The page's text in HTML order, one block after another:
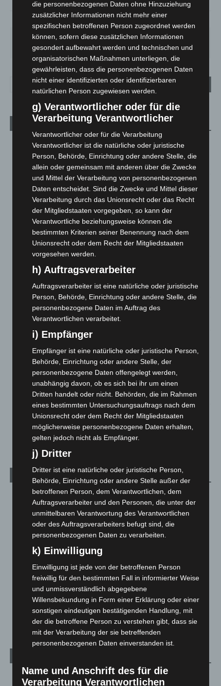
78% 3m/s 26%
FR.
21°
SA.
26°
SO.
32°
MO.
30° 24°
Aktuelle Beiträge
Hannover: Erste Tigermücken-Population in Niedersachsen
entdeckt
7. August 2026
Brand im „Haus der Begegnung“ in Neuwarmbüchen schnell
eingedämmt
Region Hannover: 21 neue Notfallsanitäter starten beim
Roten Kreuz
5. August 2026
Mann läuft mit Hockeyschläger über A7 – Polizei sucht
Zeugen
5. August 2026
Celle: Mensch stirbt bei Bagger-Unfall auf Baustelle
5. August 2026
Gasleitung bei McDonald’s-Umbau in Langenhagen
beschädigt
5. August 2026
Anklage nach Abschaltung von „Archetyp Market“ erhoben
3. August 2026
Hannover: Polizei stoppt 166 Trunkenheitsfahrten bei
Großkontrolle
2. August 2026
Blaulicht
Corona-News
Hannover und Region
Langenhagen und Ortsteile
Leserbriefe
Menschen
Über uns
Veranstaltungen
1.887
1.269
August 2026(11)
die personenbezogenen Daten ohne Hinzuziehung
zusätzlicher Informationen nicht mehr einer
spezifischen betroffenen Person zugeordnet werden
können, sofern diese zusätzlichen Informationen
gesondert aufbewahrt werden und technischen und
organisatorischen Maßnahmen unterliegen, die
gewährleisten, dass die personenbezogenen Daten
nicht einer identifizierten oder identifizierbaren
natürlichen Person zugewiesen werden.
g) Verantwortlicher oder für die
Verarbeitung Verantwortlicher
Verantwortlicher oder für die Verarbeitung
Verantwortlicher ist die natürliche oder juristische
Person, Behörde, Einrichtung oder andere Stelle, die
allein oder gemeinsam mit anderen über die Zwecke
und Mittel der Verarbeitung von personenbezogenen
Daten entscheidet. Sind die Zwecke und Mittel dieser
Verarbeitung durch das Unionsrecht oder das Recht
der Mitgliedstaaten vorgegeben, so kann der
Verantwortliche beziehungsweise können die
bestimmten Kriterien seiner Benennung nach dem
Unionsrecht oder dem Recht der Mitgliedstaaten
vorgesehen werden.
h) Auftragsverarbeiter
Auftragsverarbeiter ist eine natürliche oder juristische
Person, Behörde, Einrichtung oder andere Stelle, die
personenbezogene Daten im Auftrag des
Verantwortlichen verarbeitet.
i) Empfänger
Empfänger ist eine natürliche oder juristische Person,
Behörde, Einrichtung oder andere Stelle, der
personenbezogene Daten offengelegt werden,
unabhängig davon, ob es sich bei ihr um einen
Dritten handelt oder nicht. Behörden, die im Rahmen
eines bestimmten Untersuchungsauftrags nach dem
Unionsrecht oder dem Recht der Mitgliedstaaten
möglicherweise personenbezogene Daten erhalten,
gelten jedoch nicht als Empfänger.
j) Dritter
Dritter ist eine natürliche oder juristische Person,
Behörde, Einrichtung oder andere Stelle außer der
betroffenen Person, dem Verantwortlichen, dem
Auftragsverarbeiter und den Personen, die unter der
unmittelbaren Verantwortung des Verantwortlichen
oder des Auftragsverarbeiters befugt sind, die
personenbezogenen Daten zu verarbeiten.
k) Einwilligung
Einwilligung ist jede von der betroffenen Person
freiwillig für den bestimmten Fall in informierter Weise
und unmissverständlich abgegebene
Willensbekundung in Form einer Erklärung oder einer
sonstigen eindeutigen bestätigenden Handlung, mit
der die betroffene Person zu verstehen gibt, dass sie
mit der Verarbeitung der sie betreffenden
personenbezogenen Daten einverstanden ist.
Name und Anschrift des für die
Verarbeitung Verantwortlichen